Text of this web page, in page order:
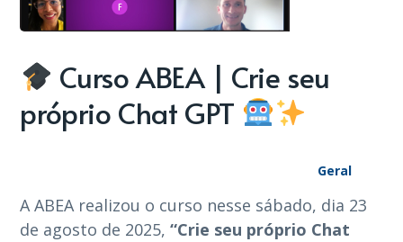
Curso ABEA | Crie seu
próprio Chat GPT
Geral
A ABEA realizou o curso nesse sábado, dia 23
de agosto de 2025,“Crie seu próprio Chat